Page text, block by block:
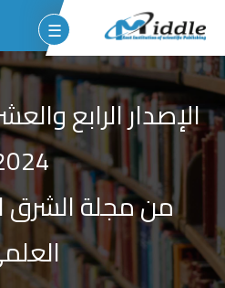
☰
من مجلة الشرق